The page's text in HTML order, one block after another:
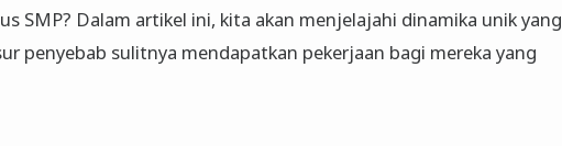
SMP? Dalam artikel ini, kita akan menjelajahi dinamika unik yang
penyebab sulitnya mendapatkan pekerjaan bagi mereka yang